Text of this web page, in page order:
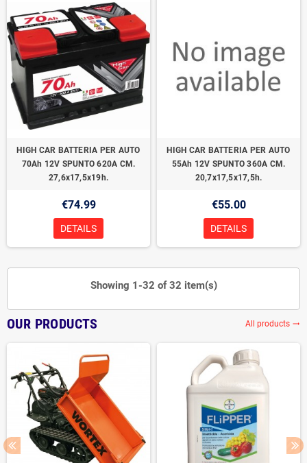
HIGH CAR BATTERIA PER AUTO
70Ah 12V SPUNTO 620A CM.
27,6x17,5x19h.
€74.99
DETAILS
HIGH CAR BATTERIA PER AUTO
55Ah 12V SPUNTO 360A CM.
20,7x17,5x17,5h.
€55.00
DETAILS
Showing 1-32 of 32 item(s)
OUR PRODUCTS All products trending_flat